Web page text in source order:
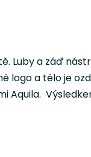
Luby a záď
logo a tělo je
Aquila.